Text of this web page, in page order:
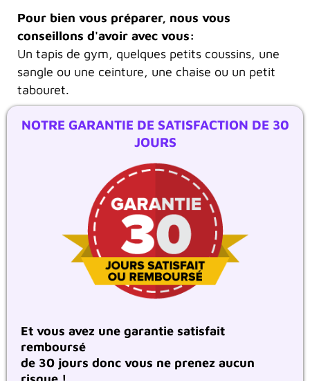
Pour bien vous préparer, nous vous
conseillons d'avoir avec vous:
Un tapis de gym, quelques petits coussins, une
sangle ou une ceinture, une chaise ou un petit
tabouret.
NOTRE GARANTIE DE SATISFACTION DE 30
JOURS
Et vous avez une garantie satisfait
remboursé
de 30 jours donc vous ne prenez aucun